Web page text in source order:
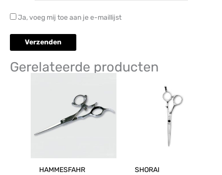
Ja, voeg mij toe aan je e-maillijst
Gerelateerde producten
HAMMESFAHR
SHORAI